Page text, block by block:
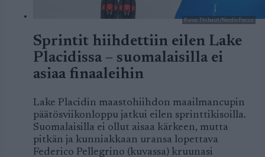
Kuva: Thibaut/NordicFocus
Sprintit hiihdettiin eilen Lake
Placidissa – suomalaisilla ei
asiaa finaaleihin
Lake Placidin maastohiihdon maailmancupin
päätösviikonloppu jatkui eilen sprinttikisoilla.
Suomalaisilla ei ollut aisaa kärkeen, mutta
pitkän ja kunniakkaan uransa lopettava
Federico Pellegrino (kuvassa) kruunasi